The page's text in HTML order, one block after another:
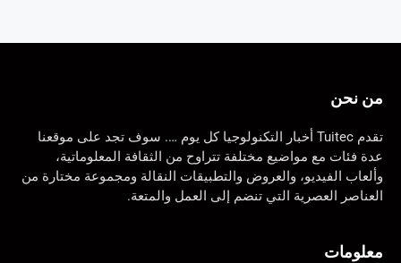
من نحن
تقدم Tuitec أخبار التكنولوجيا كل يوم …. سوف تجد على موقعنا
عدة فئات مع مواضيع مختلفة تتراوح من الثقافة المعلوماتية،
وألعاب الفيديو، والعروض والتطبيقات النقالة ومجموعة مختارة من
العناصر العصرية التي تنضم إلى العمل والمتعة.
معلومات